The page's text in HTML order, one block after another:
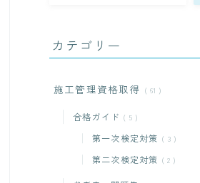
カテゴリー
施工管理資格取得 61
合格ガイド 5
第一次検定対策 3
第二次検定対策 2